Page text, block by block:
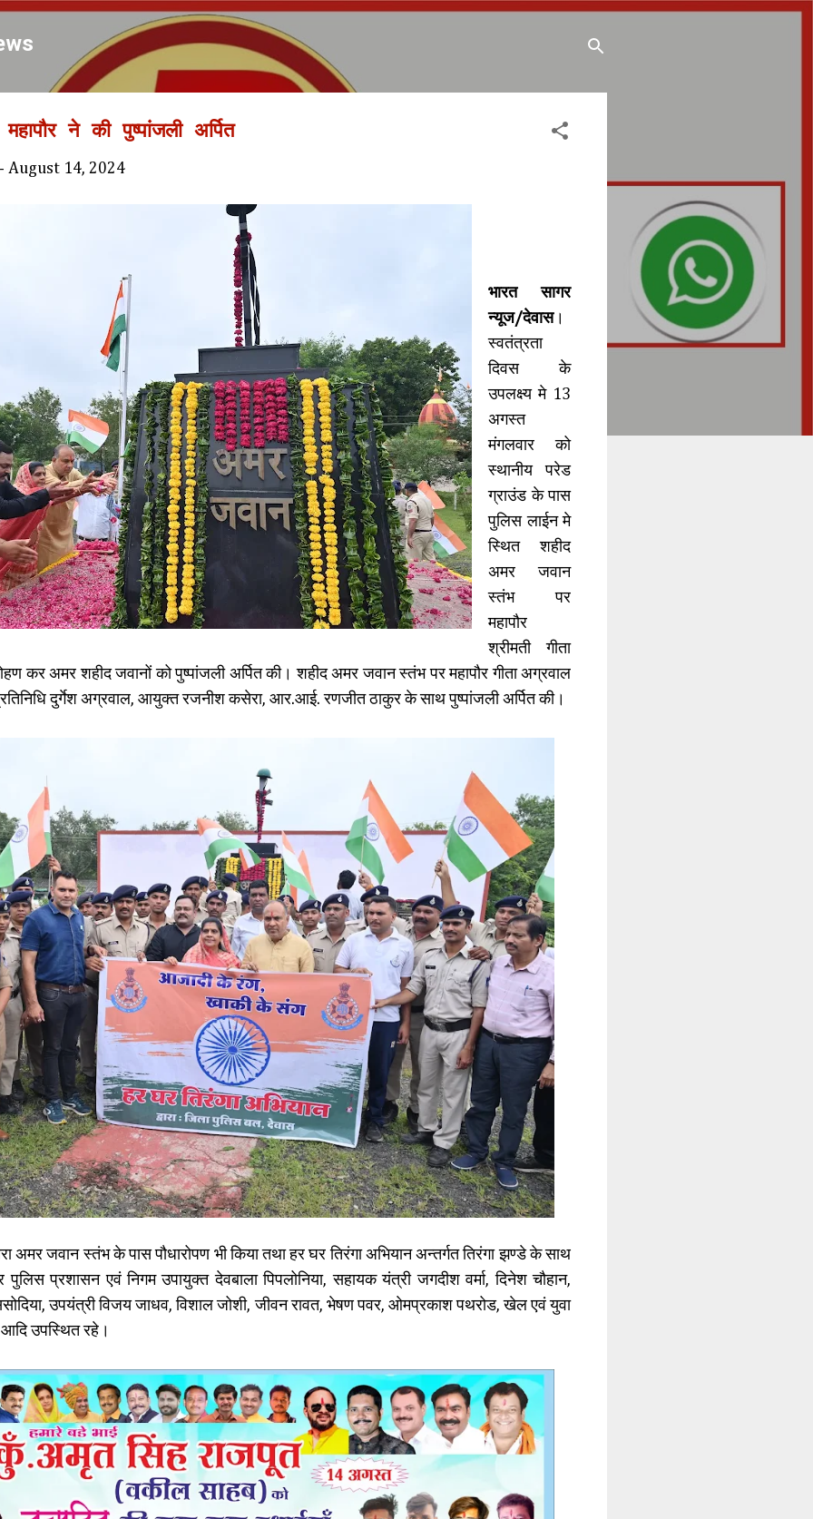
Skip to main content
ने की पुष्पांजली अर्पित
- August 14, 2024
भारत सागर
न्यूज/देवास।
स्वतंत्रता
दिवस के
उपलक्ष्य मे 13
अगस्त
मंगलवार को
स्थानीय परेड
ग्राउंड के पास
पुलिस लाईन मे
स्थित शहीद
अमर जवान
स्तंभ पर
महापौर
श्रीमती गीता
कर अमर शहीद जवानों को पुष्पांजली अर्पित की। शहीद अमर जवान स्तंभ पर महापौर गीता अग्रवाल
दुर्गेश अग्रवाल, आयुक्त रजनीश कसेरा, आर.आई. रणजीत ठाकुर के साथ पुष्पांजली अर्पित की।
अमर जवान स्तंभ के पास पौधारोपण भी किया तथा हर घर तिरंगा अभियान अन्तर्गत तिरंगा झण्डे के साथ
प्रशासन एवं निगम उपायुक्त देवबाला पिपलोनिया, सहायक यंत्री जगदीश वर्मा, दिनेश चौहान,
उपयंत्री विजय जाधव, विशाल जोशी, जीवन रावत, भेषण पवर, ओमप्रकाश पथरोड, खेल एवं युवा
उपस्थित रहे।